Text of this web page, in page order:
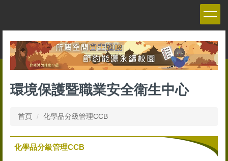
內
區
環境保護暨職業安全衛生中心
首頁 化學品分級管理CCB
化學品分級管理CCB